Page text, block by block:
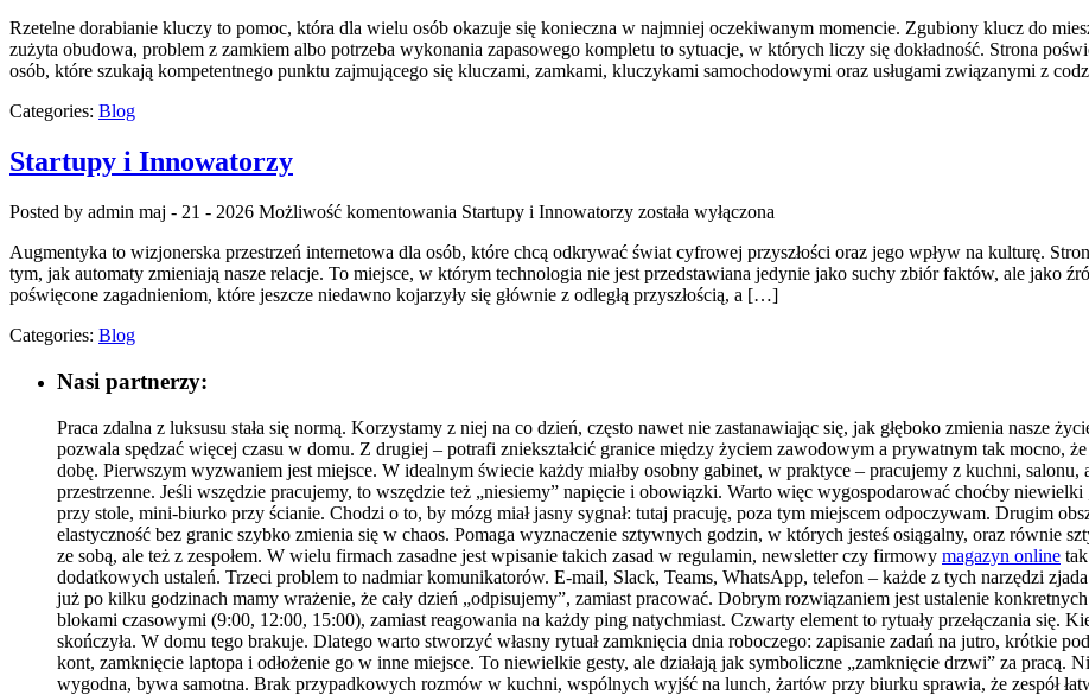
Rzetelne dorabianie kluczy to pomoc, która dla wielu osób okazuje się konieczna w najmniej oczekiwanym momencie. Zgubiony klucz do
zużyta obudowa, problem z zamkiem albo potrzeba wykonania zapasowego kompletu to sytuacje, w których liczy się dokładność. Strona
osób, które szukają kompetentnego punktu zajmującego się kluczami, zamkami, kluczykami samochodowymi oraz usługami związanymi z
Categories: Blog
Startupy i Innowatorzy
Posted by admin maj - 21 - 2026 Możliwość komentowania Startupy i Innowatorzy została wyłączona
Augmentyka to wizjonerska przestrzeń internetowa dla osób, które chcą odkrywać świat cyfrowej przyszłości oraz jego wpływ na kulturę.
tym, jak automaty zmieniają nasze relacje. To miejsce, w którym technologia nie jest przedstawiana jedynie jako suchy zbiór faktów, ale jako
poświęcone zagadnieniom, które jeszcze niedawno kojarzyły się głównie z odległą przyszłością, a […]
Categories: Blog
Nasi partnerzy:
Praca zdalna z luksusu stała się normą. Korzystamy z niej na co dzień, często nawet nie zastanawiając się, jak głęboko zmienia nasze
pozwala spędzać więcej czasu w domu. Z drugiej – potrafi zniekształcić granice między życiem zawodowym a prywatnym tak mocno,
dobę. Pierwszym wyzwaniem jest miejsce. W idealnym świecie każdy miałby osobny gabinet, w praktyce – pracujemy z kuchni, salonu,
przestrzenne. Jeśli wszędzie pracujemy, to wszędzie też „niesiemy” napięcie i obowiązki. Warto więc wygospodarować choćby
przy stole, mini-biurko przy ścianie. Chodzi o to, by mózg miał jasny sygnał: tutaj pracuję, poza tym miejscem odpoczywam. Drugim
elastyczność bez granic szybko zmienia się w chaos. Pomaga wyznaczenie sztywnych godzin, w których jesteś osiągalny, oraz równie
ze sobą, ale też z zespołem. W wielu firmach zasadne jest wpisanie takich zasad w regulamin, newsletter czy firmowy magazyn online
dodatkowych ustaleń. Trzeci problem to nadmiar komunikatorów. E-mail, Slack, Teams, WhatsApp, telefon – każde z tych narzędzi
już po kilku godzinach mamy wrażenie, że cały dzień „odpisujemy”, zamiast pracować. Dobrym rozwiązaniem jest ustalenie
blokami czasowymi (9:00, 12:00, 15:00), zamiast reagowania na każdy ping natychmiast. Czwarty element to rytuały przełączania się.
skończyła. W domu tego brakuje. Dlatego warto stworzyć własny rytuał zamknięcia dnia roboczego: zapisanie zadań na jutro, krótkie
kont, zamknięcie laptopa i odłożenie go w inne miejsce. To niewielkie gesty, ale działają jak symboliczne „zamknięcie drzwi” za pracą.
wygodna, bywa samotna. Brak przypadkowych rozmów w kuchni, wspólnych wyjść na lunch, żartów przy biurku sprawia, że zespół